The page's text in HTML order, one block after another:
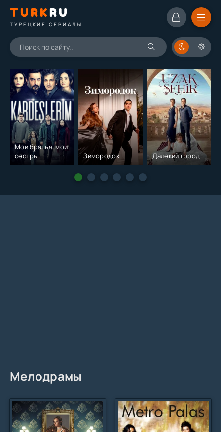
TURKRU
ТУРЕЦКИЕ СЕРИАЛЫ
Мои братья, мои
сестры
Зимородок Далекий город
Мелодрамы